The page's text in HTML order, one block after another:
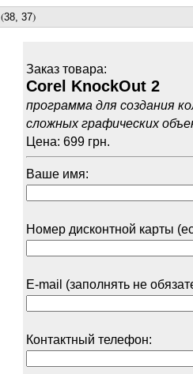
(38, 37)
Заказ товарa:
Corel KnockOut 2
программа для создания
сложных графических
Цена: 699 грн.
Ваше имя:
Номер дисконтной карты
E-mail (заполнять не
Контактный телефон: